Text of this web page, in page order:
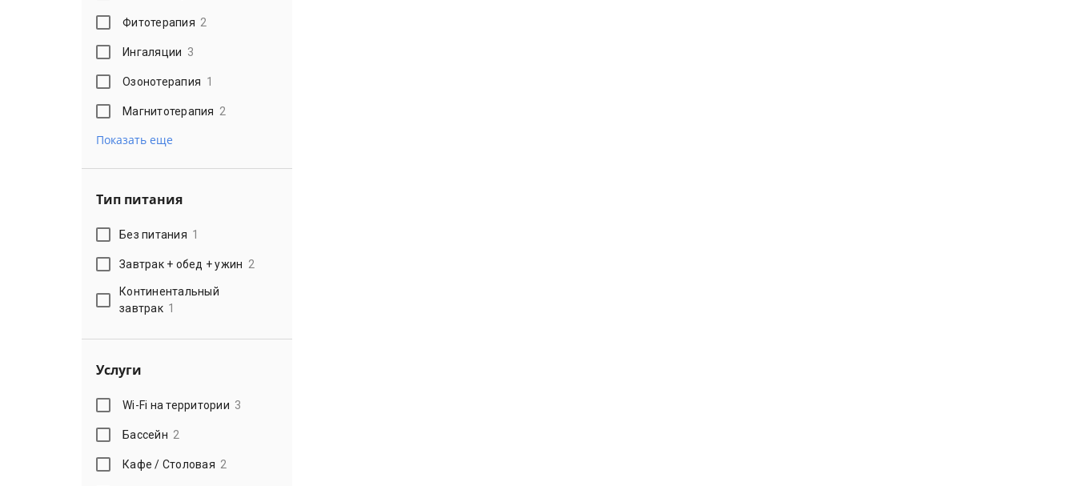
Фитотерапия 2
Ингаляции 3
Озонотерапия 1
Магнитотерапия 2
Показать еще
Тип питания
Без питания 1
Завтрак + обед + ужин 2
Континентальный
завтрак 1
Услуги
Wi-Fi на территории 3
Бассейн 2
Кафе / Столовая 2